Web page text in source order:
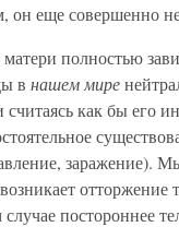
он еще совершенно
полностью
в нашем мире
считаясь как бы его
заражение).
постороннее